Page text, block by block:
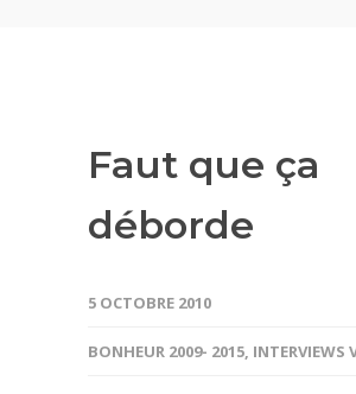
Faut que ça
déborde
5 OCTOBRE 2010
BONHEUR 2009- 2015, INTERVIEWS